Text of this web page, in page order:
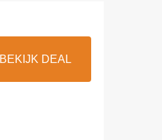
BEKIJK DEAL